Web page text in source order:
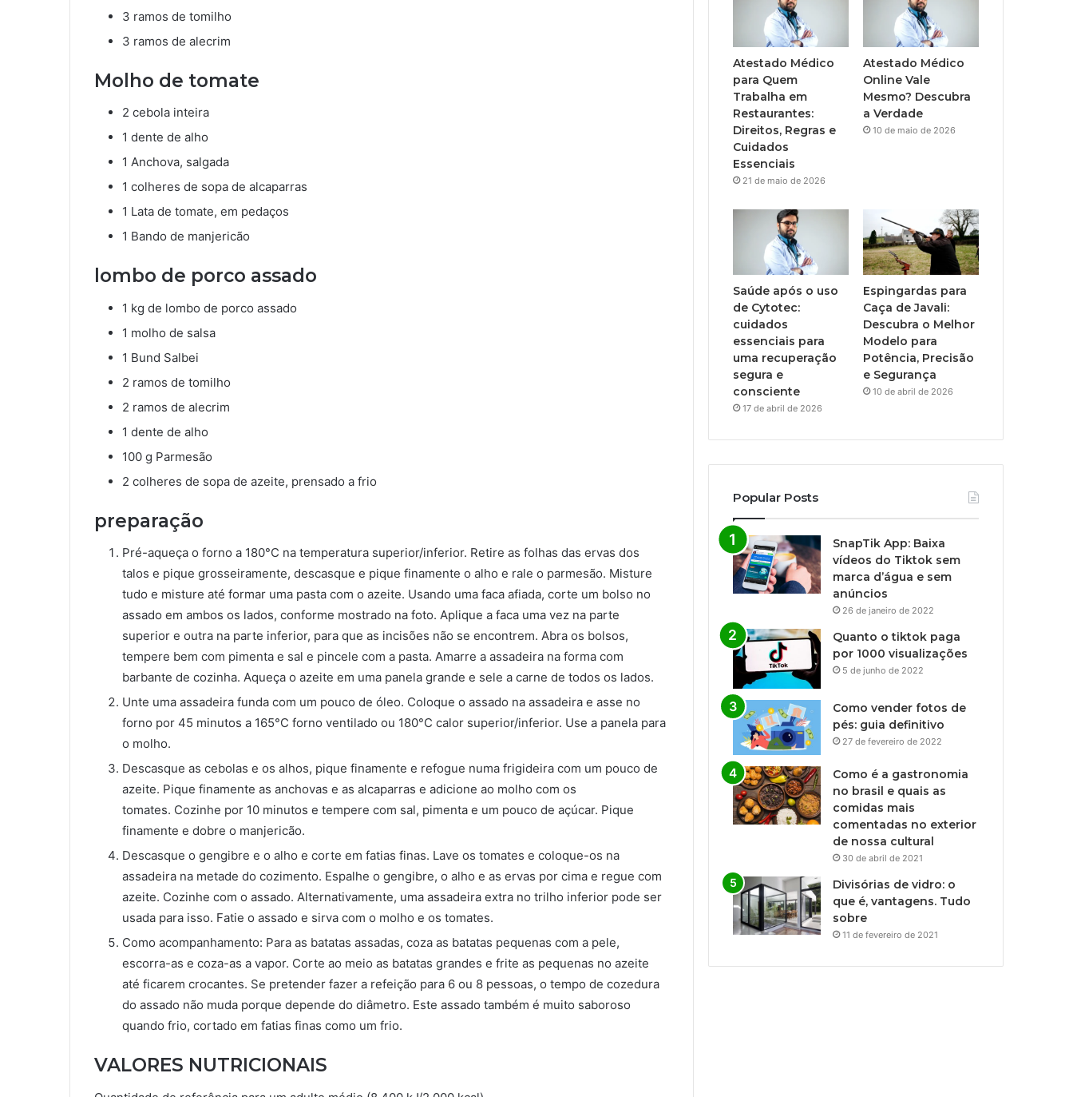
3 ramos de tomilho
3 ramos de alecrim
Molho de tomate
2 cebola inteira
1 dente de alho
1 Anchova, salgada
1 colheres de sopa de alcaparras
1 Lata de tomate, em pedaços
1 Bando de manjericão
lombo de porco assado
1 kg de lombo de porco assado
1 molho de salsa
1 Bund Salbei
2 ramos de tomilho
2 ramos de alecrim
1 dente de alho
100 g Parmesão
2 colheres de sopa de azeite, prensado a frio
preparação
Pré-aqueça o forno a 180°C na temperatura superior/inferior. Retire as folhas das ervas dos
talos e pique grosseiramente, descasque e pique finamente o alho e rale o parmesão. Misture
tudo e misture até formar uma pasta com o azeite. Usando uma faca afiada, corte um bolso no
assado em ambos os lados, conforme mostrado na foto. Aplique a faca uma vez na parte
superior e outra na parte inferior, para que as incisões não se encontrem. Abra os bolsos,
tempere bem com pimenta e sal e pincele com a pasta. Amarre a assadeira na forma com
barbante de cozinha. Aqueça o azeite em uma panela grande e sele a carne de todos os lados.
Unte uma assadeira funda com um pouco de óleo. Coloque o assado na assadeira e asse no
forno por 45 minutos a 165°C forno ventilado ou 180°C calor superior/inferior. Use a panela para
o molho.
Descasque as cebolas e os alhos, pique finamente e refogue numa frigideira com um pouco de
azeite. Pique finamente as anchovas e as alcaparras e adicione ao molho com os
tomates. Cozinhe por 10 minutos e tempere com sal, pimenta e um pouco de açúcar. Pique
finamente e dobre o manjericão.
Descasque o gengibre e o alho e corte em fatias finas. Lave os tomates e coloque-os na
assadeira na metade do cozimento. Espalhe o gengibre, o alho e as ervas por cima e regue com
azeite. Cozinhe com o assado. Alternativamente, uma assadeira extra no trilho inferior pode ser
usada para isso. Fatie o assado e sirva com o molho e os tomates.
Como acompanhamento: Para as batatas assadas, coza as batatas pequenas com a pele,
escorra-as e coza-as a vapor. Corte ao meio as batatas grandes e frite as pequenas no azeite
até ficarem crocantes. Se pretender fazer a refeição para 6 ou 8 pessoas, o tempo de cozedura
do assado não muda porque depende do diâmetro. Este assado também é muito saboroso
quando frio, cortado em fatias finas como um frio.
VALORES NUTRICIONAIS
Atestado Médico
para Quem
Trabalha em
Restaurantes:
Direitos, Regras e
Cuidados
Essenciais
21 de maio de 2026
Atestado Médico
Online Vale
Mesmo? Descubra
a Verdade
10 de maio de 2026
Saúde após o uso
de Cytotec:
cuidados
essenciais para
uma recuperação
segura e
consciente
17 de abril de 2026
Espingardas para
Caça de Javali:
Descubra o Melhor
Modelo para
Potência, Precisão
e Segurança
10 de abril de 2026
Popular Posts
SnapTik App: Baixa
vídeos do Tiktok sem
marca d’água e sem
anúncios
26 de janeiro de 2022
Quanto o tiktok paga
por 1000 visualizações
5 de junho de 2022
Como vender fotos de
pés: guia definitivo
27 de fevereiro de 2022
Como é a gastronomia
no brasil e quais as
comidas mais
comentadas no exterior
de nossa cultural
30 de abril de 2021
Divisórias de vidro: o
que é, vantagens. Tudo
sobre
11 de fevereiro de 2021